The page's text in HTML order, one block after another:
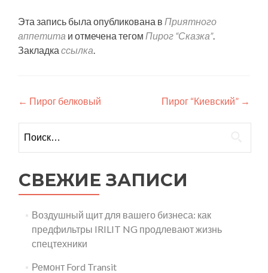
Эта запись была опубликована в Приятного
аппетита и отмечена тегом Пирог “Сказка”.
Закладка ссылка.
Навигация
по
записям
← Пирог белковый Пирог “Киевский” →
СВЕЖИЕ ЗАПИСИ
Воздушный щит для вашего бизнеса: как
предфильтры IRILIT NG продлевают жизнь
спецтехники
Ремонт Ford Transit